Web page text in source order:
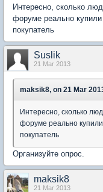
Интересно, сколько
форуме реально
покупатель
Suslik
21 Mar 2013
maksik8, on 21 Mar
Интересно, сколько
форуме реально
покупатель
Организуйте опрос.
maksik8
21 Mar 2013